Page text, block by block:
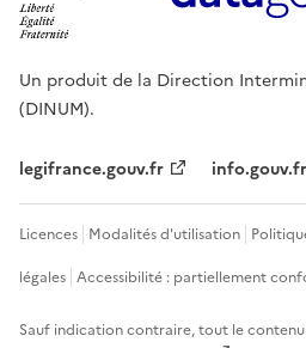
Un produit de la Direction
(DINUM).
legifrance.gouv.fr info.gouv.fr
Licences Modalités d'utilisation
légales Accessibilité : partiellement
Sauf indication contraire, tout le